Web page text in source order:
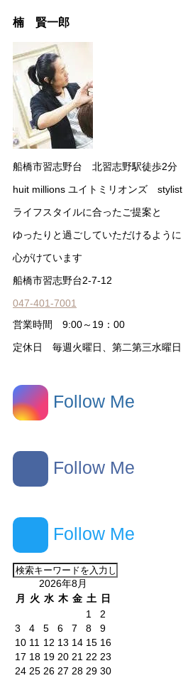
楠 賢一郎
船橋市習志野台 北習志野駅徒歩2分
huit millions ユイトミリオンズ stylist
ライフスタイルに合ったご提案と
ゆったりと過ごしていただけるように
心がけています
船橋市習志野台2-7-12
047-401-7001
営業時間 9:00～19：00
定休日 毎週火曜日、第二第三水曜日
Follow Me
Follow Me
Follow Me
2026年8月
月
火 水 木 金 土 日
1
2
3
4 5 6 7 8
9
10 11 12 13 14 15 16
17 18 19 20 21 22 23
24 25 26 27 28 29 30